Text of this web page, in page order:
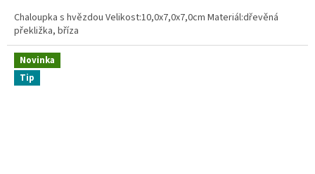
Chaloupka s hvězdou Velikost:10,0x7,0x7,0cm Materiál:dřevěná
překližka, bříza
Novinka
Tip